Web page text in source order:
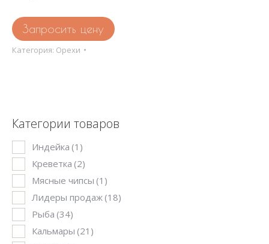
Запросить цену
Категория: Орехи
Категории товаров
Индейка (1)
Креветка (2)
Мясные чипсы (1)
Лидеры продаж (18)
Рыба (34)
Кальмары (21)